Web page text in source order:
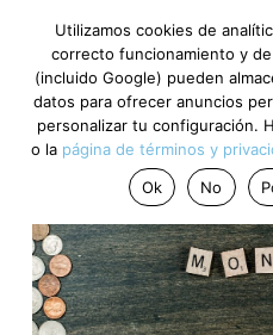
Utilizamos cookies de
correcto funcionamiento y
(incluido Google) pueden
datos para ofrecer anuncios
personalizar tu configuración.
o la página de términos y
Ok
No